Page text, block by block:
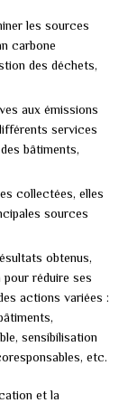
les sources
carbone
des déchets,
aux émissions
services
bâtiments,
collectées, elles
sources
obtenus,
pour réduire ses
actions variées :
sensibilisation
etc.
et la